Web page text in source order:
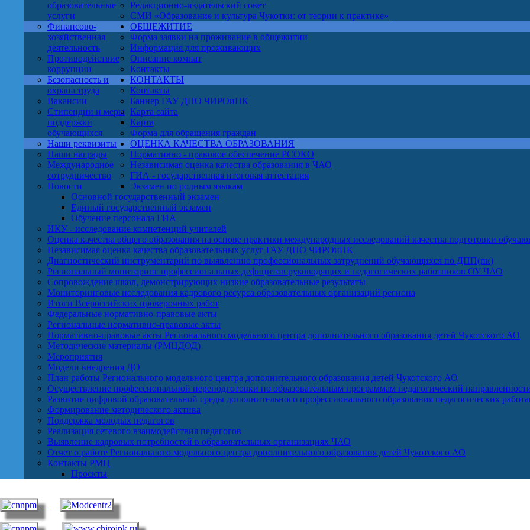
образовательные
услуги
Финансово-
хозяйственная
деятельность
Противодействие
коррупции
Безопасность и
охрана труда
Вакансии
Стипендии и меры
поддержки
обучающихся
Наши реквизиты
Наши награды
Международное
сотрудничество
Новости
Редакционно-издательский совет
СМИ «Образование и культура Чукотки: от теории к практике»
ОБЩЕЖИТИЕ
Форма заявки на проживание в общежитии
Информация для проживающих
Описание комнат
Контакты
КОНТАКТЫ
Контакты
Баннер ГАУ ДПО ЧИРОиПК
Карта сайта
Карта
Форма для обращения граждан
ОЦЕНКА КАЧЕСТВА ОБРАЗОВАНИЯ
Нормативно - правовое обеспечение РСОКО
Независимая оценка качества образования в ЧАО
ГИА - государственная итоговая аттестация
Экзамен по родным языкам
Основной государственный экзамен
Единый государственный экзамен
Обучение персонала ГИА
ИКУ - исследование компетенций учителей
Оценка качества общего образования на основе практики международных исследований качества подготовки
Независимая оценка качества образовательных услуг ГАУ ДПО ЧИРОиПК
Диагностический инструментарий по выявлению профессиональных затруднений обучающихся по ДПП(пк)
Региональный мониторинг профессиональных дефицитов руководящих и педагогических работников ОУ ЧАО
Сопровождение школ, демонстрирующих низкие образовательные результаты
Мониторинговые исследования кадрового ресурса образовательных организаций региона
Итоги Всероссийских проверочных работ
Федеральные нормативно-правовые акты
Региональные нормативно-правовые акты
Нормативно-правовые акты Регионального модельного центра дополнительного образования детей Чукотского АО
Методические материалы (РМЦДОД)
Мероприятия
Модели внедрения ДО
План работы Регионального модельного центра дополнительного образования детей Чукотского АО
Осуществление профессиональной переподготовки по образовательным программам педагогический
Развитие цифровой образовательной среды дополнительного профессионального образования педагогических
Формирование методического актива
Поддержка молодых педагогов
Реализация сетевого взаимодействия педагогов
Выявление кадровых потребностей в образовательных организациях ЧАО
Отчет о работе Регионального модельного центра дополнительного образования детей Чукотского АО
Контакты РМЦ
Проекты